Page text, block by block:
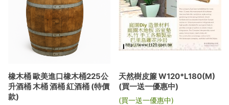
橡木桶 歐美進口橡木桶225公
升酒桶 木桶 酒桶 紅酒桶 (特價
款)
天然樹皮簾 W120*L180(M)
(買一送一優惠中)
(買一送一優惠中)